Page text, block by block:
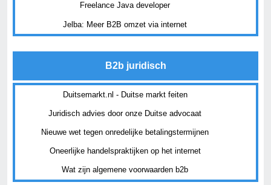
Freelance Java developer
Jelba: Meer B2B omzet via internet
B2b juridisch
Duitsemarkt.nl - Duitse markt feiten
Juridisch advies door onze Duitse advocaat
Nieuwe wet tegen onredelijke betalingstermijnen
Oneerlijke handelspraktijken op het internet
Wat zijn algemene voorwaarden b2b